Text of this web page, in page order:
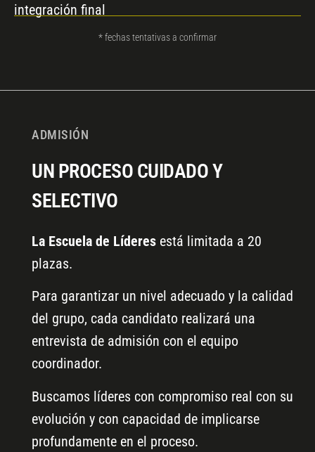
integración final
* fechas tentativas a confirmar
ADMISIÓN
UN PROCESO CUIDADO Y
SELECTIVO
La Escuela de Líderes está limitada a 20
plazas.
Para garantizar un nivel adecuado y la calidad
del grupo, cada candidato realizará una
entrevista de admisión con el equipo
coordinador.
Buscamos líderes con compromiso real con su
evolución y con capacidad de implicarse
profundamente en el proceso.